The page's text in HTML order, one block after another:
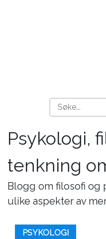
Psykologi,
tenkning
Blogg om filosofi og
ulike aspekter av
PSYKOLOGI